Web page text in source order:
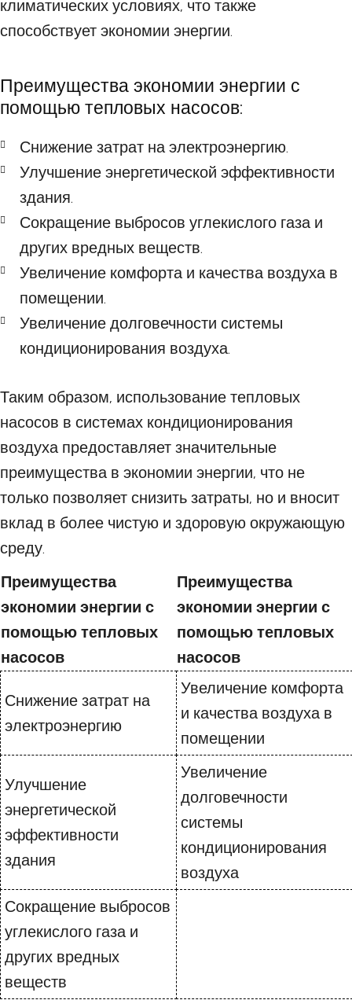
климатических условиях, что также
способствует экономии энергии.
Преимущества экономии энергии с
помощью тепловых насосов:
Снижение затрат на электроэнергию.
Улучшение энергетической эффективности
здания.
Сокращение выбросов углекислого газа и
других вредных веществ.
Увеличение комфорта и качества воздуха в
помещении.
Увеличение долговечности системы
кондиционирования воздуха.
Таким образом, использование тепловых
насосов в системах кондиционирования
воздуха предоставляет значительные
преимущества в экономии энергии, что не
только позволяет снизить затраты, но и вносит
вклад в более чистую и здоровую окружающую
среду.
Преимущества
экономии энергии с
помощью тепловых
насосов
Преимущества
экономии энергии с
помощью тепловых
насосов
Снижение затрат на
электроэнергию
Увеличение комфорта
и качества воздуха в
помещении
Улучшение
энергетической
эффективности
здания
Увеличение
долговечности
системы
кондиционирования
воздуха
Сокращение выбросов
углекислого газа и
других вредных
веществ